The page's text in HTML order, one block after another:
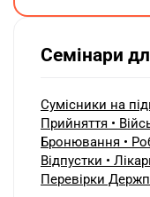
Семінари
Сумісники на
Прийняття •
Бронювання •
Відпустки •
Перевірки